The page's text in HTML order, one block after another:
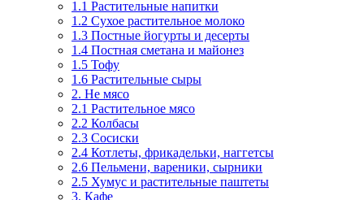
1.1 Растительные напитки
1.2 Сухое растительное молоко
1.3 Постные йогурты и десерты
1.4 Постная сметана и майонез
1.5 Тофу
1.6 Растительные сыры
2. Не мясо
2.1 Растительное мясо
2.2 Колбасы
2.3 Сосиски
2.4 Котлеты, фрикадельки, наггетсы
2.6 Пельмени, вареники, сырники
2.5 Хумус и растительные паштеты
3. Кафе